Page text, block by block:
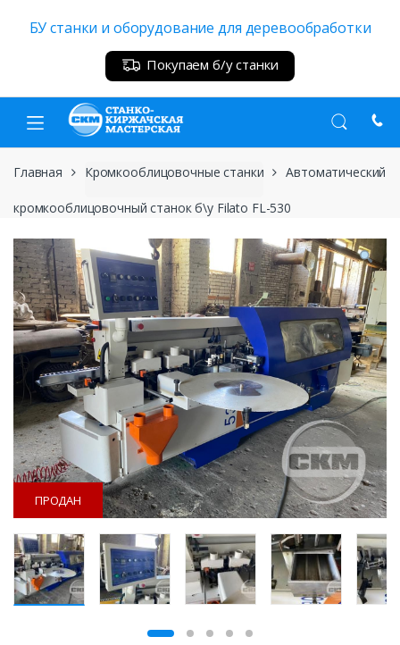
БУ станки и оборудование для деревообработки
Покупаем б/у станки
Главная Кромкооблицовочные станки Автоматический
кромкооблицовочный станок б\у Filato FL-530
ПРОДАН